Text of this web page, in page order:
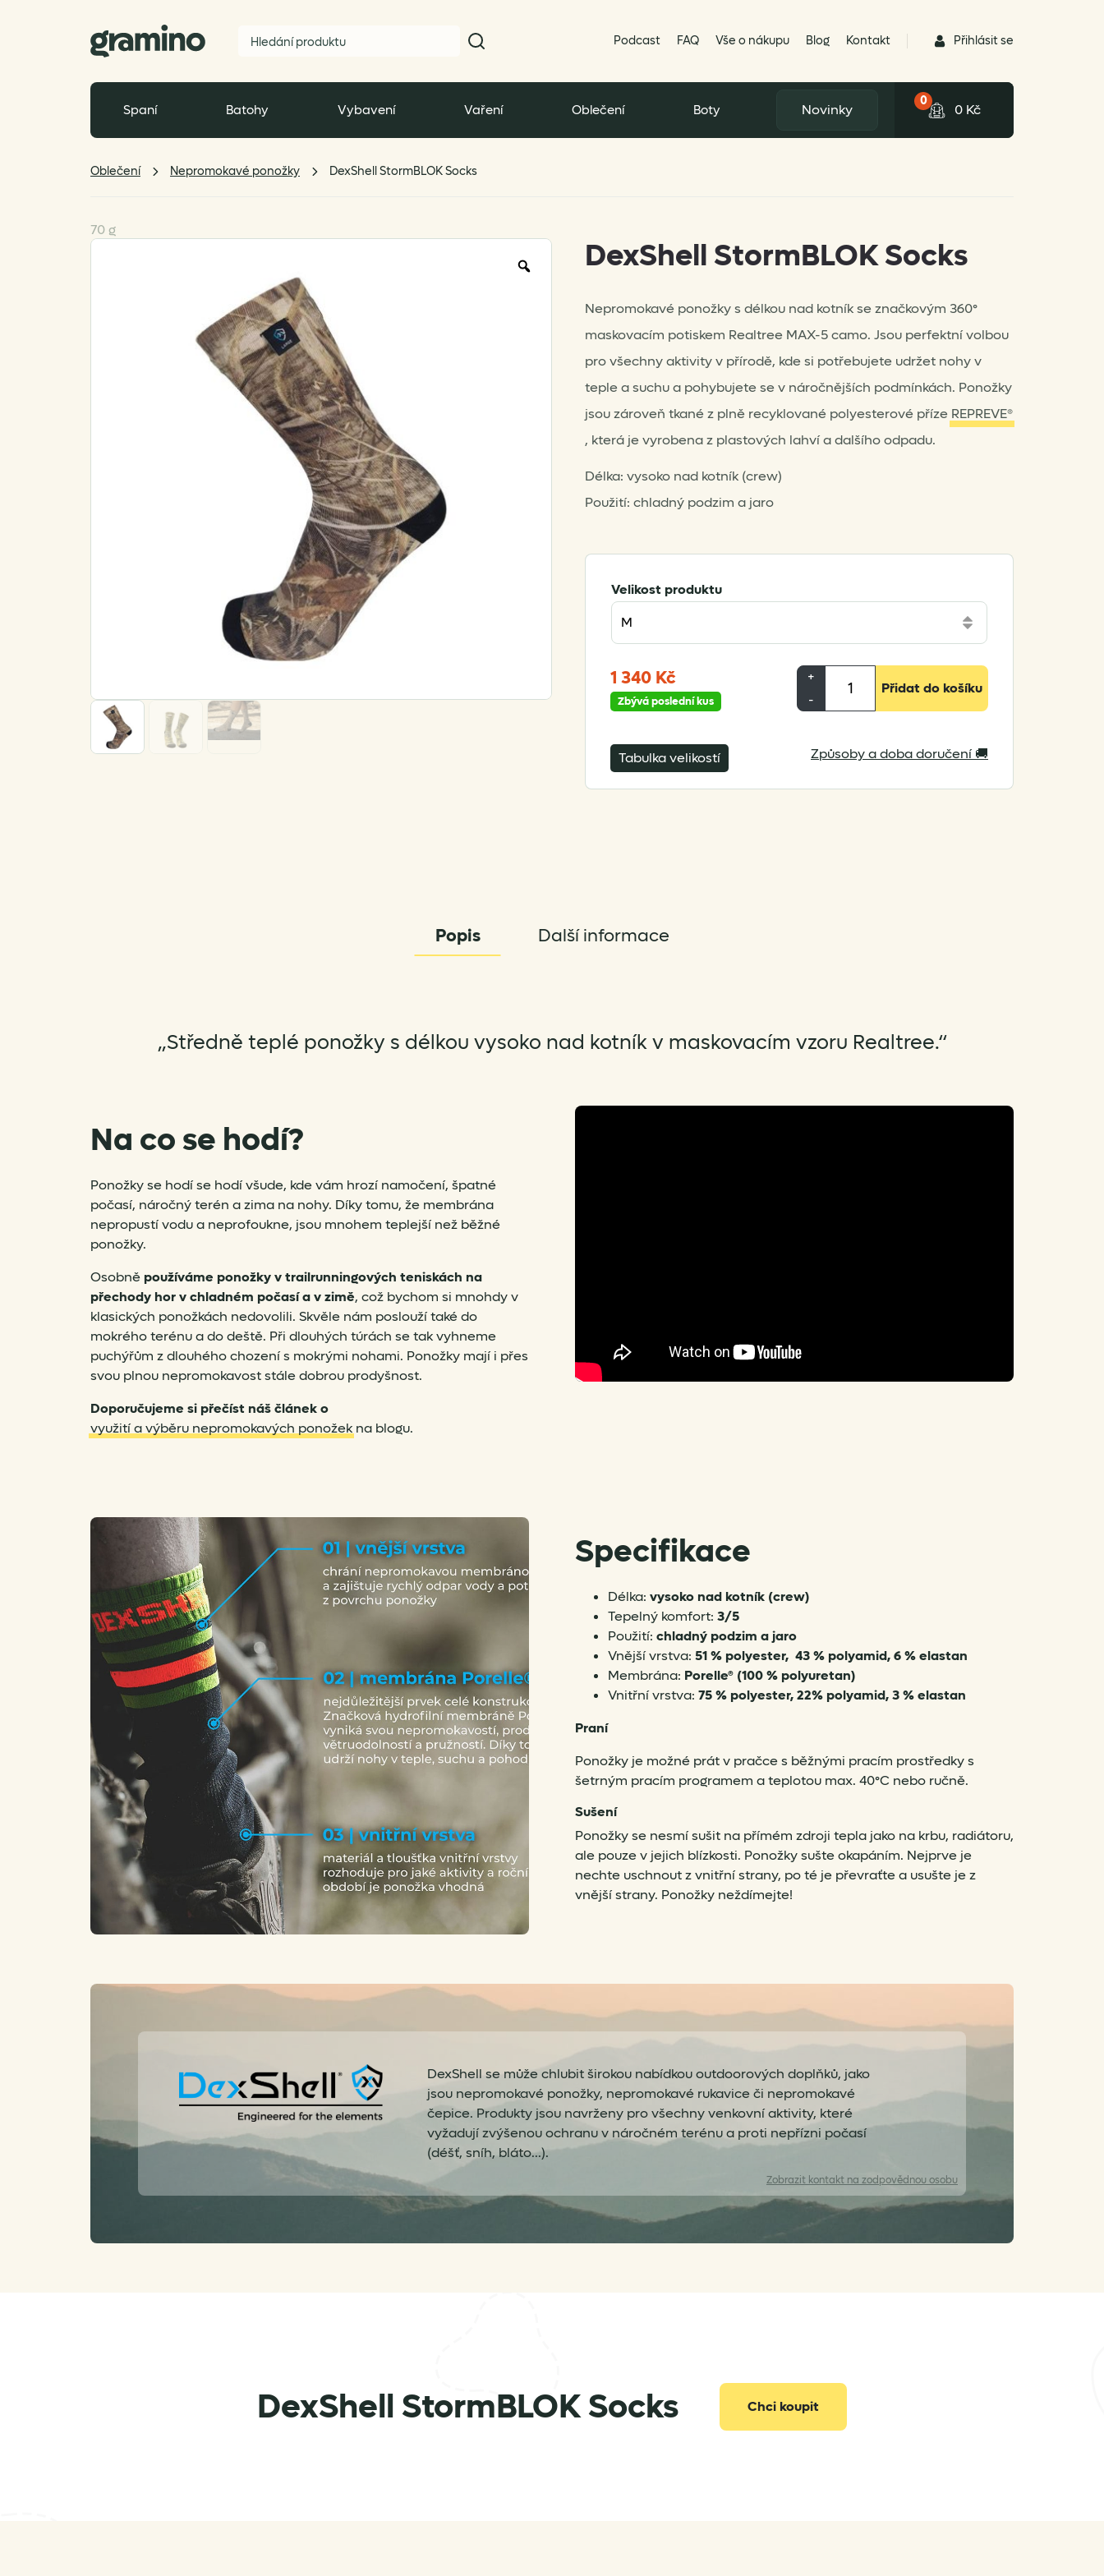
Podcast FAQ Vše o nákupu Blog Kontakt Přihlásit se
Spaní Batohy Vybavení Vaření Oblečení Boty Novinky
0
0 Kč
Oblečení Nepromokavé ponožky DexShell StormBLOK Socks
70 g
DexShell StormBLOK Socks
Nepromokavé ponožky s délkou nad kotník se značkovým 360°
maskovacím potiskem Realtree MAX-5 camo. Jsou perfektní volbou
pro všechny aktivity v přírodě, kde si potřebujete udržet nohy v
teple a suchu a pohybujete se v náročnějších podmínkách. Ponožky
jsou zároveň tkané z plně recyklované polyesterové příze REPREVE®️
, která je vyrobena z plastových lahví a dalšího odpadu.
Velikost produktu
1 340 Kč
Zbývá poslední kus
+
-
StormBLOK
Přidat do košíku
Tabulka velikostí Způsoby a doba doručení 🚚
Délka: vysoko nad kotník (crew)
Použití: chladný podzim a jaro
Popis Další informace
„Středně teplé ponožky s délkou vysoko nad kotník v maskovacím vzoru Realtree.“
Na co se hodí?
Ponožky se hodí se hodí všude, kde vám hrozí namočení, špatné
počasí, náročný terén a zima na nohy. Díky tomu, že membrána
nepropustí vodu a neprofoukne, jsou mnohem teplejší než běžné
ponožky.
Osobně používáme ponožky v trailrunningových teniskách na
přechody hor v chladném počasí a v zimě, což bychom si mnohdy v
klasických ponožkách nedovolili. Skvěle nám poslouží také do
mokrého terénu a do deště. Při dlouhých túrách se tak vyhneme
puchýřům z dlouhého chození s mokrými nohami. Ponožky mají i přes
svou plnou nepromokavost stále dobrou prodyšnost.
Doporučujeme si přečíst náš článek o
využití a výběru nepromokavých ponožek na blogu.
Specifikace
Délka: vysoko nad kotník (crew)
Tepelný komfort: 3/5
Použití: chladný podzim a jaro
Vnější vrstva: 51 % polyester, 43 % polyamid, 6 % elastan
Membrána: Porelle® (100 % polyuretan)
Vnitřní vrstva: 75 % polyester, 22% polyamid, 3 % elastan
Praní
Ponožky je možné prát v pračce s běžnými pracím prostředky s
šetrným pracím programem a teplotou max. 40°C nebo ručně.
Sušení
Ponožky se nesmí sušit na přímém zdroji tepla jako na krbu, radiátoru,
ale pouze v jejich blízkosti. Ponožky sušte okapáním. Nejprve je
nechte uschnout z vnitřní strany, po té je převraťte a usušte je z
vnější strany. Ponožky neždímejte!
DexShell se může chlubit širokou nabídkou outdoorových doplňků, jako
jsou nepromokavé ponožky, nepromokavé rukavice či nepromokavé
čepice. Produkty jsou navrženy pro všechny venkovní aktivity, které
vyžadují zvýšenou ochranu v náročném terénu a proti nepřízni počasí
(déšť, sníh, bláto...).
Zobrazit kontakt na zodpovědnou osobu
DexShell StormBLOK Socks Chci koupit